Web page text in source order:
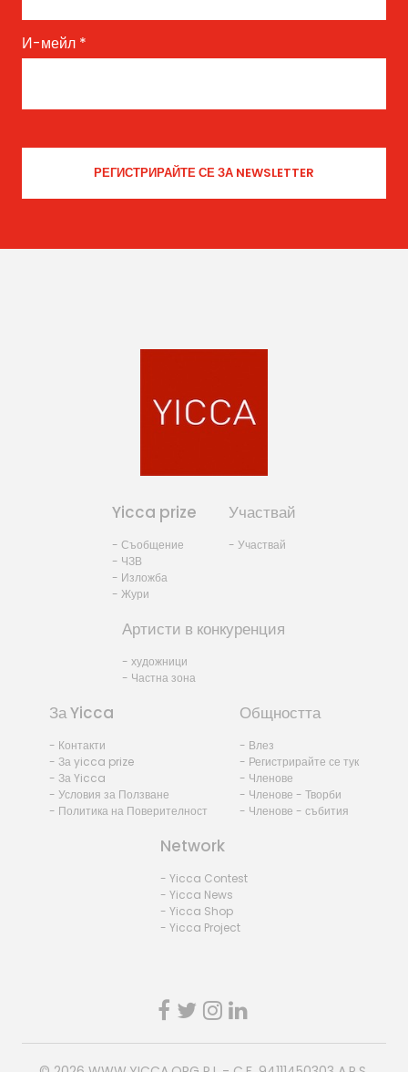
И-мейл *
Yicca prize
- Съобщение
- ЧЗВ
- Изложба
- Жури
Участвай
- Участвай
Артисти в конкуренция
- художници
- Частна зона
За Yicca
- Контакти
- За yicca prize
- За Yicca
- Условия за Ползване
- Политика на Поверителност
Общността
- Влез
- Регистрирайте се тук
- Членове
- Членове - Творби
- Членове - събития
Network
- Yicca Contest
- Yicca News
- Yicca Shop
- Yicca Project